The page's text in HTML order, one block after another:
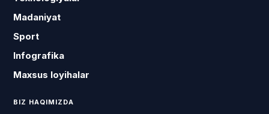
Madaniyat
Sport
Infografika
Maxsus loyihalar
BIZ HAQIMIZDA